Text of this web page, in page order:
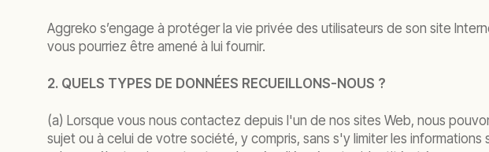
Aggreko s’engage à protéger la vie privée des utilisateurs de son site
vous pourriez être amené à lui fournir.
2. QUELS TYPES DE DONNÉES RECUEILLONS-NOUS ?
(a) Lorsque vous nous contactez depuis l'un de nos sites Web, nous
sujet ou à celui de votre société, y compris, sans s'y limiter les